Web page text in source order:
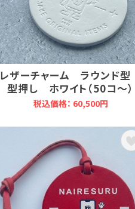
レザーチャーム ラウンド型
型押し ホワイト（50コ～）
税込価格： 60,500円